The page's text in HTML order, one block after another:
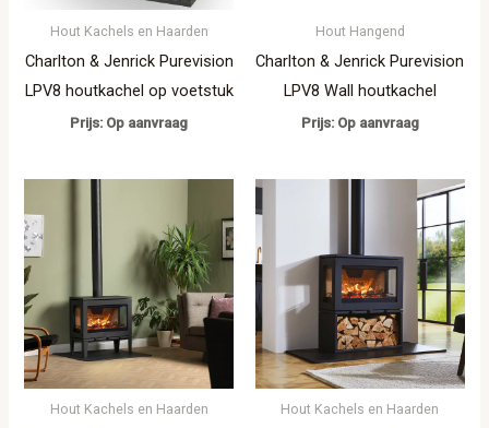
Hout Kachels en Haarden
Charlton & Jenrick Purevision
LPV8 houtkachel op voetstuk
Prijs: Op aanvraag
Hout Hangend
Charlton & Jenrick Purevision
LPV8 Wall houtkachel
Prijs: Op aanvraag
Hout Kachels en Haarden Hout Kachels en Haarden